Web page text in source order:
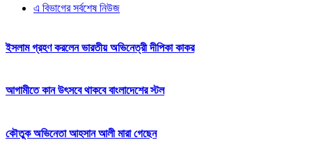
এ বিভাগের সর্বশেষ নিউজ
ইসলাম গ্রহণ করলেন ভারতীয় অভিনেত্রী দীপিকা কাকর
আগামীতে কান উৎসবে থাকবে বাংলাদেশের স্টল
কৌতুক অভিনেতা আহসান আলী মারা গেছেন